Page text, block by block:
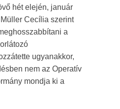
hét elején, január
Cecília szerint
a
ugyanakkor,
nem az Operatív
mondja ki a